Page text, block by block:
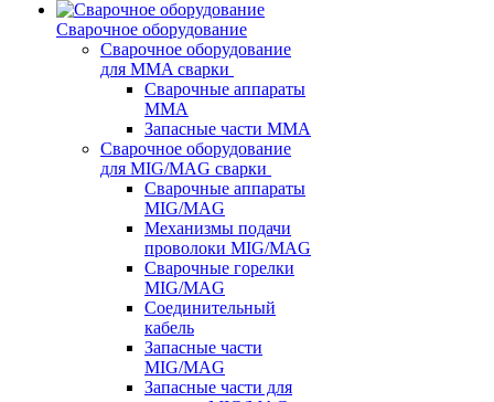
Сварочное оборудование
Сварочное оборудование
для MMA сварки
Сварочные аппараты
MMA
Запасные части MMA
Сварочное оборудование
для MIG/MAG сварки
Сварочные аппараты
MIG/MAG
Механизмы подачи
проволоки MIG/MAG
Сварочные горелки
MIG/MAG
Соединительный
кабель
Запасные части
MIG/MAG
Запасные части для